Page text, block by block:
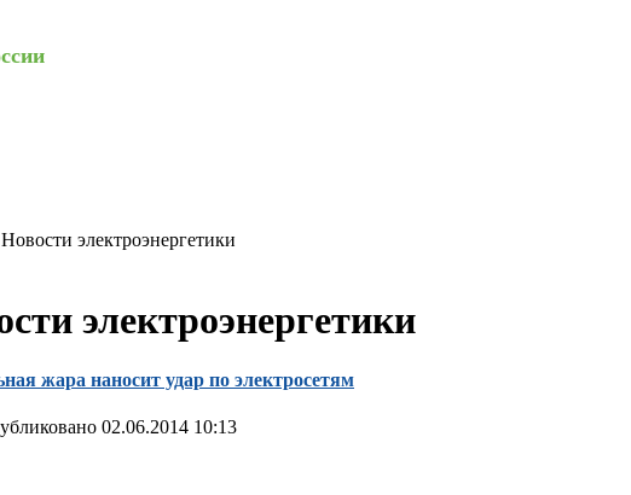
Новости электроэнергетики
электроэнергетики
жара наносит удар по электросетям
02.06.2014 10:13